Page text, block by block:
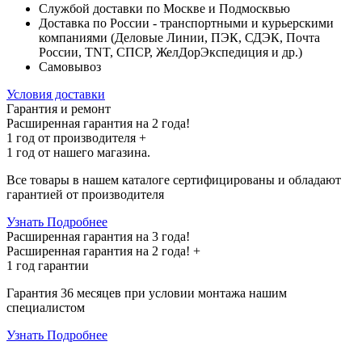
Службой доставки по Москве и Подмосквью
Доставка по России - транспортными и курьерскими
компаниями (Деловые Линии, ПЭК, СДЭК, Почта
России, TNT, СПСР, ЖелДорЭкспедиция и др.)
Самовывоз
Условия доставки
Гарантия и ремонт
Расширенная гарантия на 2 года!
1 год от производителя +
1 год от нашего магазина.
Все товары в нашем каталоге сертифицированы и обладают
гарантией от производителя
Узнать Подробнее
Расширенная гарантия на 3 года!
Расширенная гарантия на 2 года! +
1 год гарантии
Гарантия 36 месяцев при условии монтажа нашим
специалистом
Узнать Подробнее